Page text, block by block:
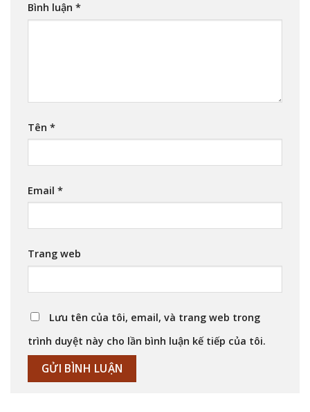
Bình luận *
Tên *
Email *
Trang web
Lưu tên của tôi, email, và trang web trong
trình duyệt này cho lần bình luận kế tiếp của tôi.